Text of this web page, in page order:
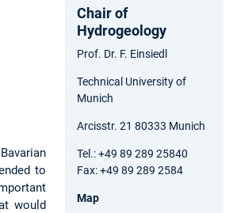
to
would
Chair of
Hydrogeology
Prof. Dr. F. Einsiedl
Technical University of
Munich
Arcisstr. 21 80333 Munich
Tel.: +49 89 289 25840
Fax: +49 89 289 2584
Map